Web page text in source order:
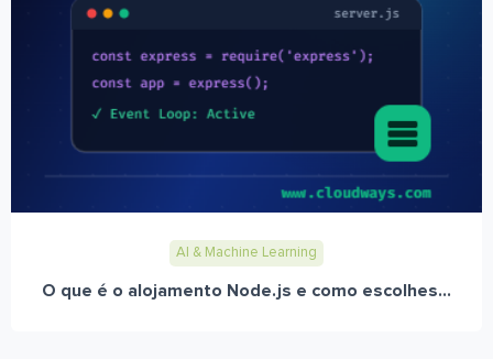
AI & Machine Learning
O que é o alojamento Node.js e como escolhes...